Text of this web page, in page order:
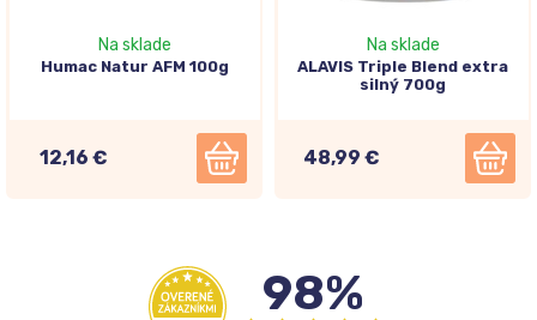
Na sklade
Humac Natur AFM 100g
12,16 €
Na sklade
ALAVIS Triple Blend extra
silný 700g
48,99 €
98%